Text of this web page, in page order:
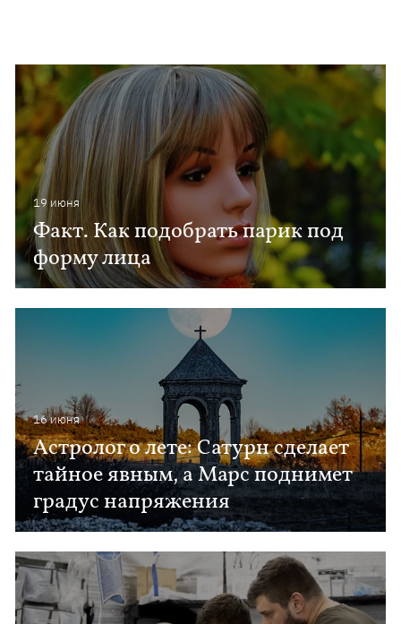
19 июня
Факт. Как подобрать парик под
форму лица
16 июня
Астролог о лете: Сатурн сделает
тайное явным, а Марс поднимет
градус напряжения